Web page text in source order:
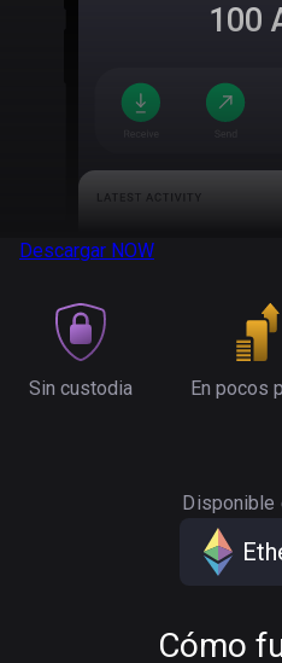
100
Descargar NOW
Sin custodia En pocos
Disponible
Cómo